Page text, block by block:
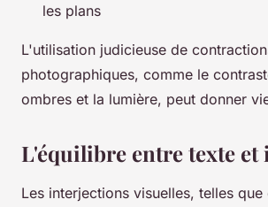
les plans
L'utilisation judicieuse de
photographiques, comme le
ombres et la lumière, peut donner
L'équilibre entre texte et
Les interjections visuelles, telles